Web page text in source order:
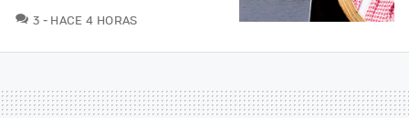
3 COMENTARIOS
HACE 4 HORAS